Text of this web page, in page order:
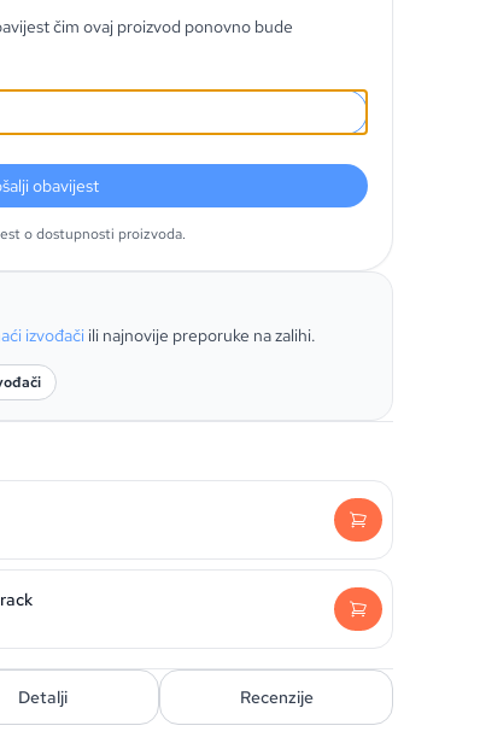
čim ovaj proizvod ponovno bude
obavijest
o dostupnosti proizvoda.
izvođači ili najnovije preporuke na zalihi.
Detalji Recenzije